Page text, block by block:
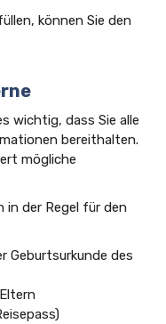
können Sie den
wichtig, dass Sie alle
bereithalten.
mögliche
in der Regel für den
Geburtsurkunde des